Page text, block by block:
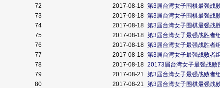
72
2017-08-18 第3届台湾女子围棋最强战
73
2017-08-18 第3届台湾女子围棋最强战
74
2017-08-18 第3届台湾女子围棋最强战
75
2017-08-18 第3届台湾女子最强战胜者
76
2017-08-18 第3届台湾女子最强战胜者
77
2017-08-18 第3届台湾女子最强战败者
78
2017-08-18 20173届台湾女子最强战败
79
2017-08-21 第3届台湾女子最强战败者
80
2017-08-21 第3届台湾女子围棋最强战